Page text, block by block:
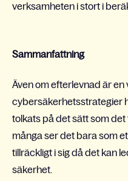
verksamheten i stort i
Sammanfattning
Även om efterlevnad är en
cybersäkerhetsstrategier
tolkats på det sätt som
många ser det bara som
tillräckligt i sig då det kan
säkerhet.